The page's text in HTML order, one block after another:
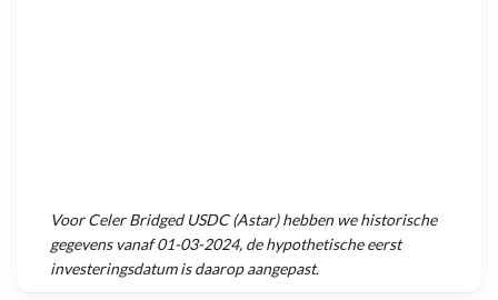
VoorCeler Bridged USDC (Astar)hebben we historische
gegevens vanaf01-03-2024, de hypothetische eerst
investeringsdatum is daarop aangepast.